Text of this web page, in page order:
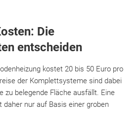
Die
entscheiden
kostet 20 bis 50 Euro pro
der Komplettsysteme sind dabei
zu belegende Fläche ausfällt. Eine
daher nur auf Basis einer groben